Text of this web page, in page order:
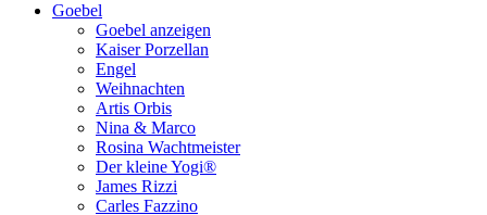
Goebel
Goebel anzeigen
Kaiser Porzellan
Engel
Weihnachten
Artis Orbis
Nina & Marco
Rosina Wachtmeister
Der kleine Yogi®
James Rizzi
Carles Fazzino